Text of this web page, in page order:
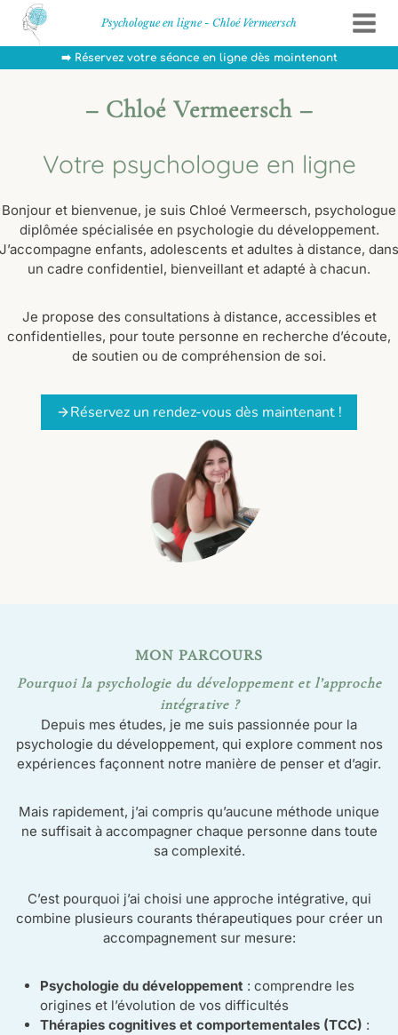
Aller
contenu
Psychologue en ligne - Chloé Vermeersch
➡️ Réservez votre séance en ligne dès maintenant
– Chloé Vermeersch –
Votre psychologue en ligne
Bonjour et bienvenue, je suis Chloé Vermeersch, psychologue
diplômée spécialisée en psychologie du développement.
J’accompagne enfants, adolescents et adultes à distance, dans
un cadre confidentiel, bienveillant et adapté à chacun.
Je propose des consultations à distance, accessibles et
confidentielles, pour toute personne en recherche d’écoute,
de soutien ou de compréhension de soi.
Réservez un rendez-vous dès maintenant !
MON PARCOURS
Pourquoi la psychologie du développement et l’approche
intégrative ?
Depuis mes études, je me suis passionnée pour la
psychologie du développement, qui explore comment nos
expériences façonnent notre manière de penser et d’agir.
Mais rapidement, j’ai compris qu’aucune méthode unique
ne suffisait à accompagner chaque personne dans toute
sa complexité.
C’est pourquoi j’ai choisi une approche intégrative, qui
combine plusieurs courants thérapeutiques pour créer un
accompagnement sur mesure:
Psychologie du développement : comprendre les
origines et l’évolution de vos difficultés
Thérapies cognitives et comportementales (TCC) :